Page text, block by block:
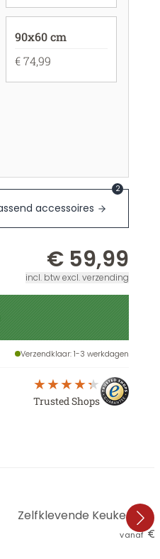
90x60 cm
€ 74,99
accessoires
2
€ 59,99
incl. btw excl. verzending
Verzendklaar: 1-3 werkdagen
Trusted Shops
Zelfklevende
vanaf €